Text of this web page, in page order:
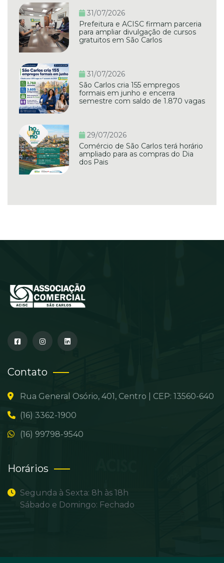
31/07/2026
Prefeitura e ACISC firmam parceria
para ampliar divulgação de cursos
gratuitos em São Carlos
31/07/2026
São Carlos cria 155 empregos
formais em junho e encerra
semestre com saldo de 1.870 vagas
29/07/2026
Comércio de São Carlos terá horário
ampliado para as compras do Dia
dos Pais
Contato
Rua General Osório, 401, Centro | CEP: 13560-640
(16) 3362-1900
(16) 99798-9540
Horários
Segunda à Sexta: 8h às 18h
Sábado e Domingo: Fechado